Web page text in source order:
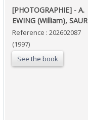
‎[PHOTOGRAPHIE] - A.
EWING (William), SAUR‎
Reference : 202602087
(1997)
See the book